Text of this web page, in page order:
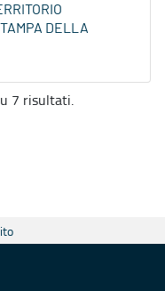
DELLA
7 risultati.